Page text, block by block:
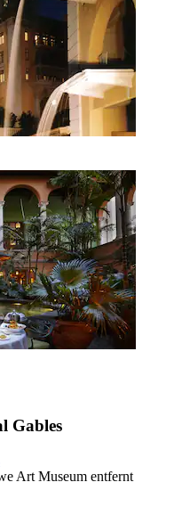
Gables
Art Museum entfernt